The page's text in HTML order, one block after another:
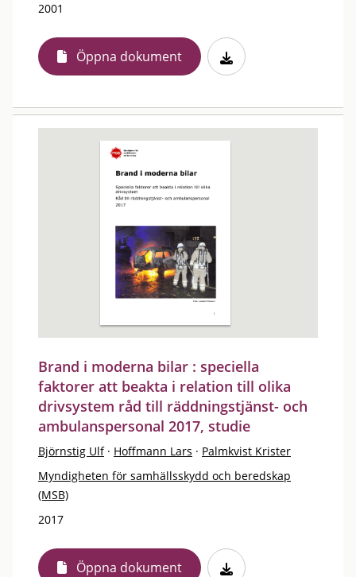
2001
Öppna dokument
Brand i moderna bilar : speciella
faktorer att beakta i relation till olika
drivsystem råd till räddningstjänst- och
ambulanspersonal 2017, studie
Björnstig Ulf · Hoffmann Lars · Palmkvist Krister
Myndigheten för samhällsskydd och beredskap
(MSB)
2017
Öppna dokument